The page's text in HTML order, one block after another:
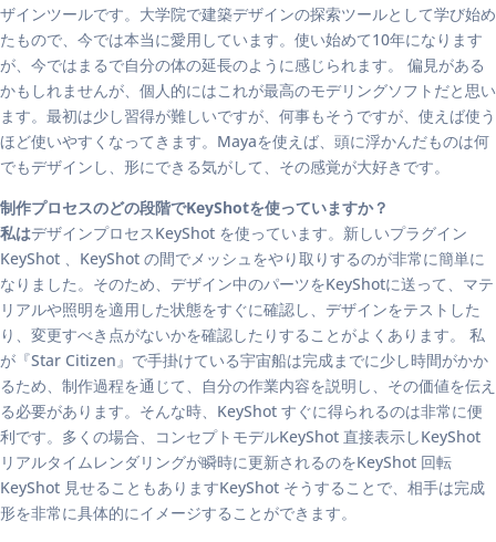
ザインツールです。大学院で建築デザインの探索ツールとして学び始め
たもので、今では本当に愛用しています。使い始めて10年になります
が、今ではまるで自分の体の延長のように感じられます。 偏見がある
かもしれませんが、個人的にはこれが最高のモデリングソフトだと思い
ます。最初は少し習得が難しいですが、何事もそうですが、使えば使う
ほど使いやすくなってきます。Mayaを使えば、頭に浮かんだものは何
でもデザインし、形にできる気がして、その感覚が大好きです。
制作プロセスのどの段階でKeyShotを使っていますか？
私はデザインプロセスKeyShot を使っています。新しいプラグイン
KeyShot 、KeyShot の間でメッシュをやり取りするのが非常に簡単に
なりました。そのため、デザイン中のパーツをKeyShotに送って、マテ
リアルや照明を適用した状態をすぐに確認し、デザインをテストした
り、変更すべき点がないかを確認したりすることがよくあります。 私
が『Star Citizen』で手掛けている宇宙船は完成までに少し時間がかか
るため、制作過程を通じて、自分の作業内容を説明し、その価値を伝え
る必要があります。そんな時、KeyShot すぐに得られるのは非常に便
利です。多くの場合、コンセプトモデルKeyShot 直接表示しKeyShot
リアルタイムレンダリングが瞬時に更新されるのをKeyShot 回転
KeyShot 見せることもありますKeyShot そうすることで、相手は完成
形を非常に具体的にイメージすることができます。